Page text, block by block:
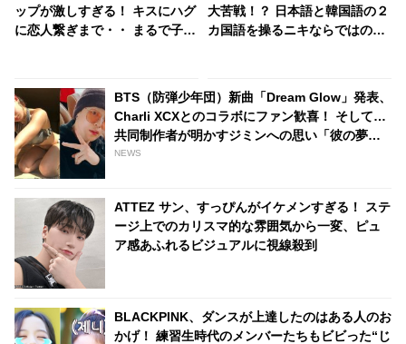
ップが激しすぎる！ キスにハグ
に恋人繋ぎまで・・ まるで子犬
大苦戦！？ 日本語と韓国語の２
カ国語を操るニキならではの悩
BTS（防弾少年団）新曲「Dream Glow」発表、
Charli XCXとのコラボにファン歓喜！ そして…
共同制作者が明かすジミンへの思い「彼の夢、
そして彼の絶望から生まれた歌」
NEWS
ATTEZ サン、すっぴんがイケメンすぎる！ ステ
ージ上でのカリスマ的な雰囲気から一変、ピュ
ア感あふれるビジュアルに視線殺到
BLACKPINK、ダンスが上達したのはある人のお
かげ！ 練習生時代のメンバーたちもビビった“じ